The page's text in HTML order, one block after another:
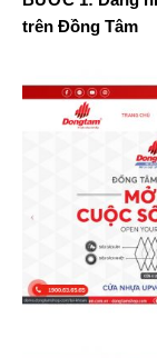
trên Đồng Tâm